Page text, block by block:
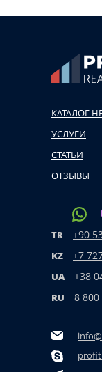
КАТАЛОГ
УСЛУГИ
СТАТЬИ
ОТЗЫВЫ
TR +90
KZ +7
UA +38
RU 8 800